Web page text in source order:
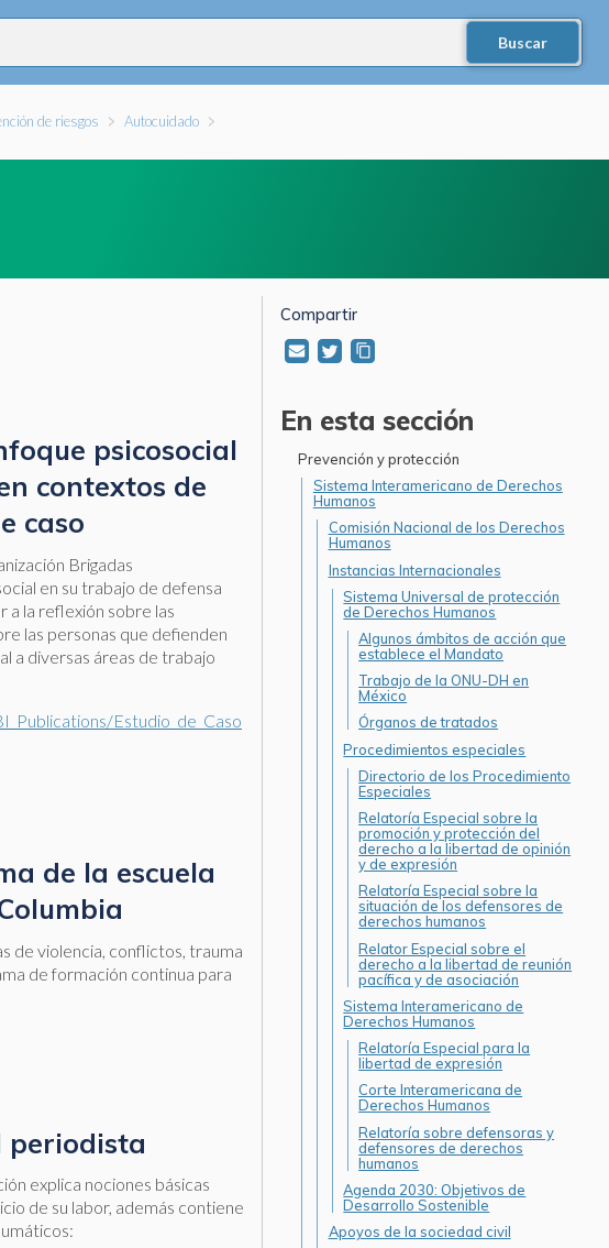
de riesgos Autocuidado
Compartir
psicosocial
contextos de
caso
Brigadas
en su trabajo de defensa
a la reflexión sobre las
las personas que defienden
a diversas áreas de trabajo
Estudio_de_Caso
de la escuela
de violencia, conflictos, trauma
de formación continua para
periodista
explica nociones básicas
de su labor, además contiene
En esta sección
Prevención y protección
Sistema Interamericano de Derechos
Humanos
Comisión Nacional de los Derechos
Humanos
Instancias Internacionales
Sistema Universal de protección
de Derechos Humanos
Algunos ámbitos de acción que
establece el Mandato
Trabajo de la ONU-DH en
México
Órganos de tratados
Procedimientos especiales
Directorio de los Procedimiento
Especiales
Relatoría Especial sobre la
promoción y protección del
derecho a la libertad de opinión
y de expresión
Relatoría Especial sobre la
situación de los defensores de
derechos humanos
Relator Especial sobre el
derecho a la libertad de reunión
pacífica y de asociación
Sistema Interamericano de
Derechos Humanos
Relatoría Especial para la
libertad de expresión
Corte Interamericana de
Derechos Humanos
Relatoría sobre defensoras y
defensores de derechos
humanos
Agenda 2030: Objetivos de
Desarrollo Sostenible
Apoyos de la sociedad civil